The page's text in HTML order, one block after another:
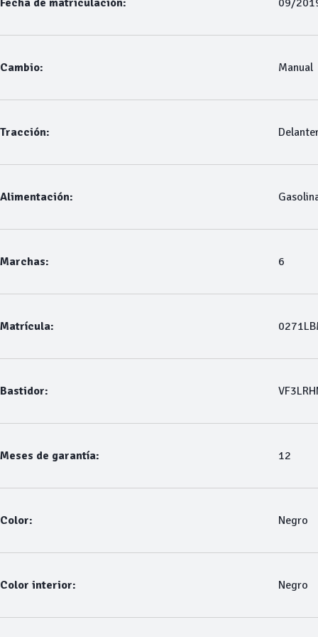
Fecha de matriculación: 09/
Cambio: Manual
Tracción:
Alimentación:
Marchas: 6
Matrícula:
Bastidor:
Meses de garantía: 12
Color: Negro
Color interior: Negro